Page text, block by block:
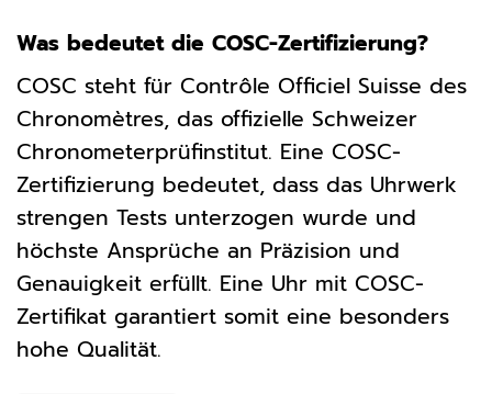
Was bedeutet die COSC-Zertifizierung?
COSC steht für Contrôle Officiel Suisse des
Chronomètres, das offizielle Schweizer
Chronometerprüfinstitut. Eine COSC-
Zertifizierung bedeutet, dass das Uhrwerk
strengen Tests unterzogen wurde und
höchste Ansprüche an Präzision und
Genauigkeit erfüllt. Eine Uhr mit COSC-
Zertifikat garantiert somit eine besonders
hohe Qualität.